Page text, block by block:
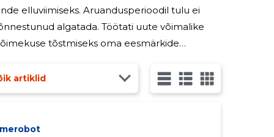
elluviimiseks. Aruandusperioodil tulu ei
algatada. Töötati uute võimalike
tõstmiseks oma eesmärkide
artiklid